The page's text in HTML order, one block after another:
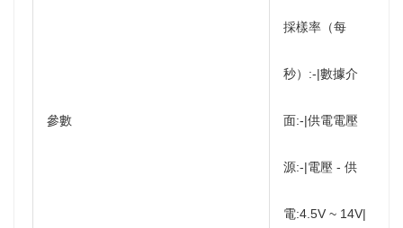
參數
採樣率（每
秒）:-|數據介
面:-|供電電壓
源:-|電壓 - 供
電:4.5V ~ 14V|